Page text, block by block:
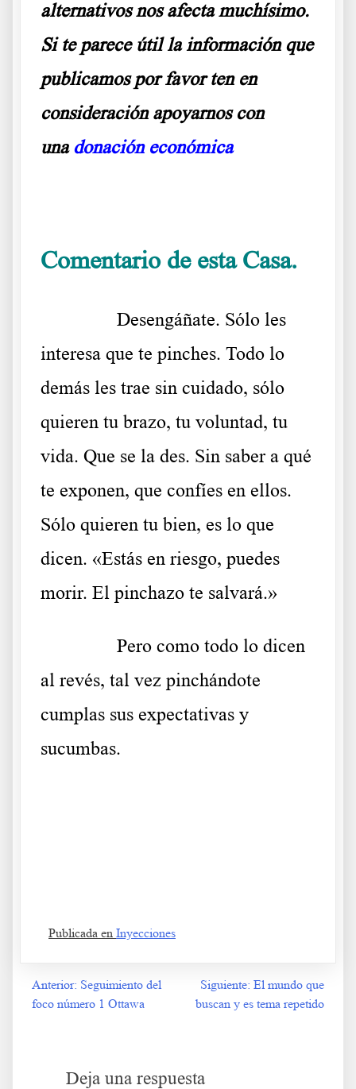
alternativos nos afecta muchísimo.
Si te parece útil la información que
publicamos por favor ten en
consideración apoyarnos con
unadonación económica
Comentario de esta Casa.
Desengáñate. Sólo les
interesa que te pinches. Todo lo
demás les trae sin cuidado, sólo
quieren tu brazo, tu voluntad, tu
vida. Que se la des. Sin saber a qué
te exponen, que confíes en ellos.
Sólo quieren tu bien, es lo que
dicen. «Estás en riesgo, puedes
morir. El pinchazo te salvará.»
Pero como todo lo dicen
al revés, tal vez pinchándote
cumplas sus expectativas y
sucumbas.
Publicada en Inyecciones
Navegación
Anterior: Seguimiento del
foco número 1 Ottawa
Siguiente: El mundo que
buscan y es tema repetido
Deja una respuesta